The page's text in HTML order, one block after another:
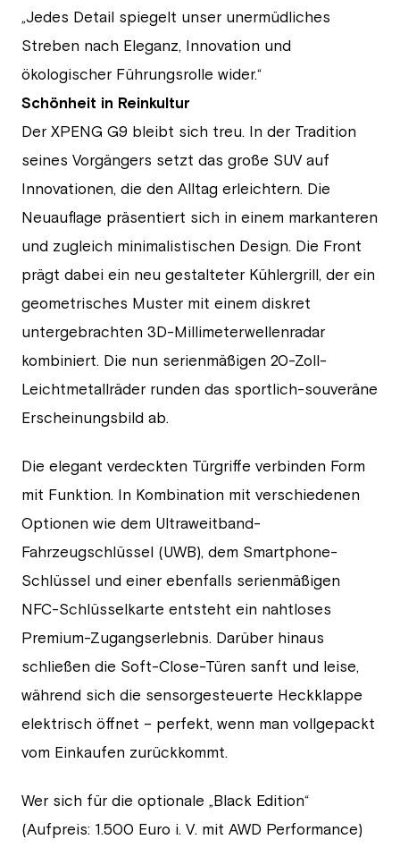
„Jedes Detail spiegelt unser unermüdliches
Streben nach Eleganz, Innovation und
ökologischer Führungsrolle wider.“
Schönheit in Reinkultur
Der XPENG G9 bleibt sich treu. In der Tradition
seines Vorgängers setzt das große SUV auf
Innovationen, die den Alltag erleichtern. Die
Neuauflage präsentiert sich in einem markanteren
und zugleich minimalistischen Design. Die Front
prägt dabei ein neu gestalteter Kühlergrill, der ein
geometrisches Muster mit einem diskret
untergebrachten 3D-Millimeterwellenradar
kombiniert. Die nun serienmäßigen 20-Zoll-
Leichtmetallräder runden das sportlich-souveräne
Erscheinungsbild ab.
Die elegant verdeckten Türgriffe verbinden Form
mit Funktion. In Kombination mit verschiedenen
Optionen wie dem Ultraweitband-
Fahrzeugschlüssel (UWB), dem Smartphone-
Schlüssel und einer ebenfalls serienmäßigen
NFC-Schlüsselkarte entsteht ein nahtloses
Premium-Zugangserlebnis. Darüber hinaus
schließen die Soft-Close-Türen sanft und leise,
während sich die sensorgesteuerte Heckklappe
elektrisch öffnet – perfekt, wenn man vollgepackt
vom Einkaufen zurückkommt.
Wer sich für die optionale „Black Edition“
(Aufpreis: 1.500 Euro i. V. mit AWD Performance)